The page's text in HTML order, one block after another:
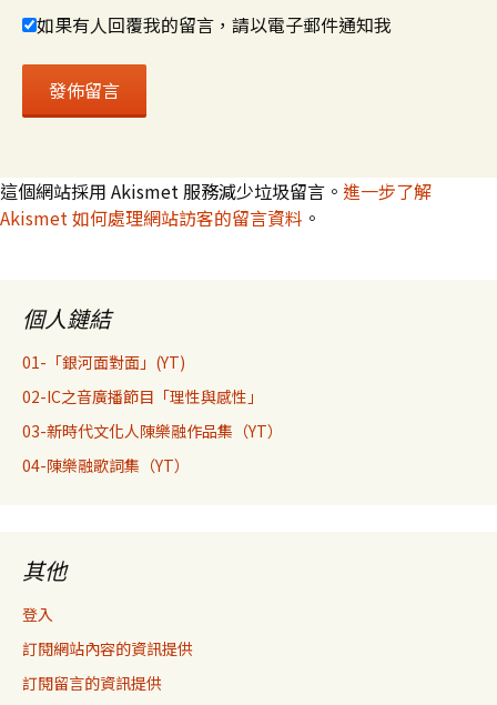
如果有人回覆我的留言，請以電子郵件通知我
這個網站採用 Akismet 服務減少垃圾留言。 進一步了解
Akismet 如何處理網站訪客的留言資料 。
個人鏈結
01-「銀河面對面」(YT)
02-IC之音廣播節目「理性與感性」
03-新時代文化人陳樂融作品集（YT）
04-陳樂融歌詞集（YT）
其他
登入
訂閱網站內容的資訊提供
訂閱留言的資訊提供